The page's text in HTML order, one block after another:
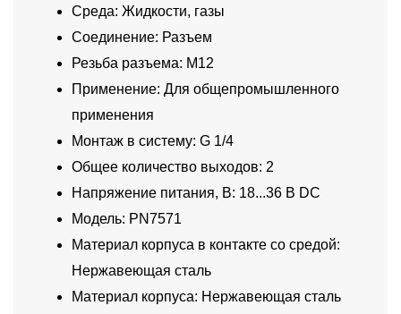
Среда: Жидкости, газы
Соединение: Разъем
Резьба разъема: M12
Применение: Для общепромышленного
применения
Монтаж в систему: G 1/4
Общее количество выходов: 2
Напряжение питания, В: 18...36 В DC
Модель: PN7571
Материал корпуса в контакте со средой:
Нержавеющая сталь
Материал корпуса: Нержавеющая сталь